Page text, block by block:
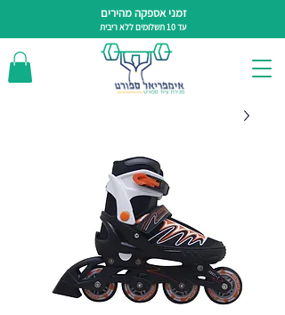
זמני אספקה מהירים
עד 10 תשלומים ללא ריבית